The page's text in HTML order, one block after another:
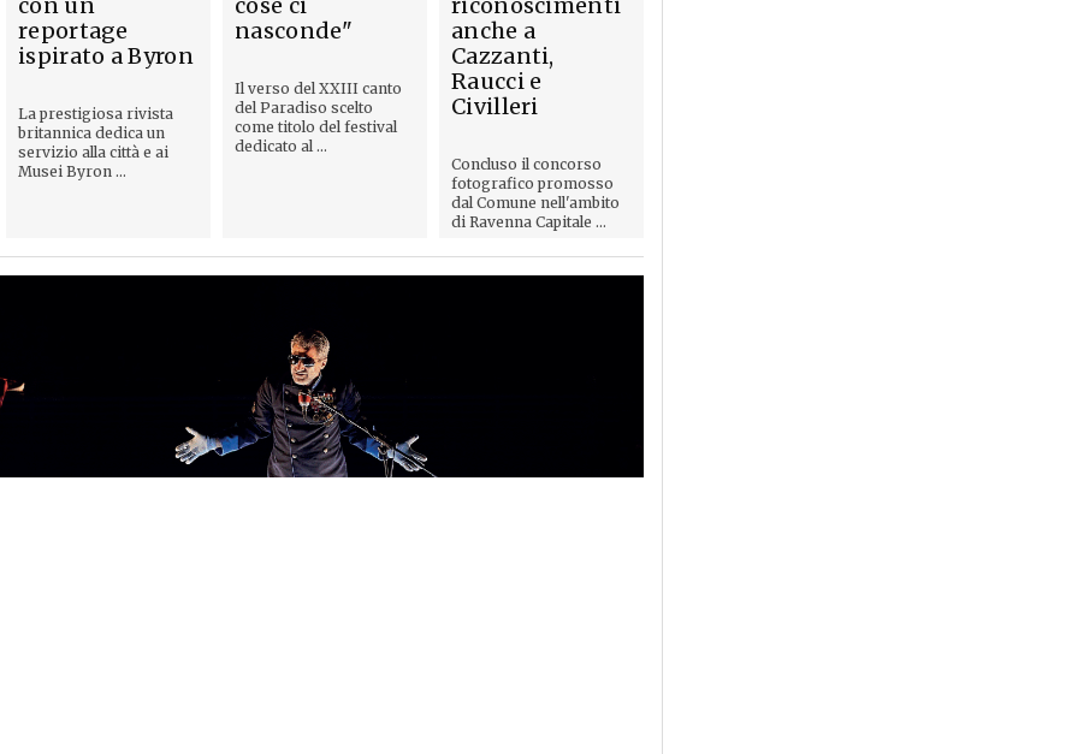
reportage
ispirato a Byron
La prestigiosa rivista
britannica dedica un
servizio alla città e ai
Musei Byron ...
nasconde"
Il verso del XXIII canto
del Paradiso scelto
come titolo del festival
dedicato al ...
anche a
Cazzanti,
Raucci e
Civilleri
Concluso il concorso
fotografico promosso
dal Comune nell'ambito
di Ravenna Capitale ...